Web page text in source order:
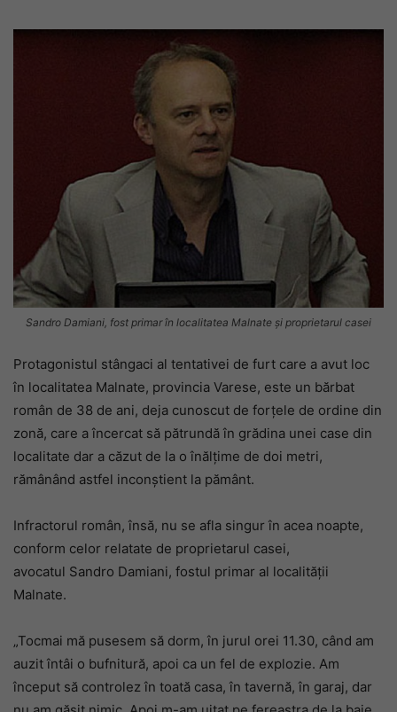
Sandro Damiani, fost primar în localitatea Malnate și proprietarul casei
Protagonistul stângaci al tentativei de furt care a avut loc
în localitatea Malnate, provincia Varese, este un bărbat
român de 38 de ani, deja cunoscut de forțele de ordine din
zonă, care a încercat să pătrundă în grădina unei case din
localitate dar a căzut de la o înălțime de doi metri,
rămânând astfel inconștient la pământ.
Infractorul român, însă, nu se afla singur în acea noapte,
conform celor relatate de proprietarul casei,
avocatul Sandro Damiani, fostul primar al localității
Malnate.
„Tocmai mă pusesem să dorm, în jurul orei 11.30, când am
auzit întâi o bufnitură, apoi ca un fel de explozie. Am
început să controlez în toată casa, în tavernă, în garaj, dar